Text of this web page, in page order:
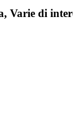
Varie di